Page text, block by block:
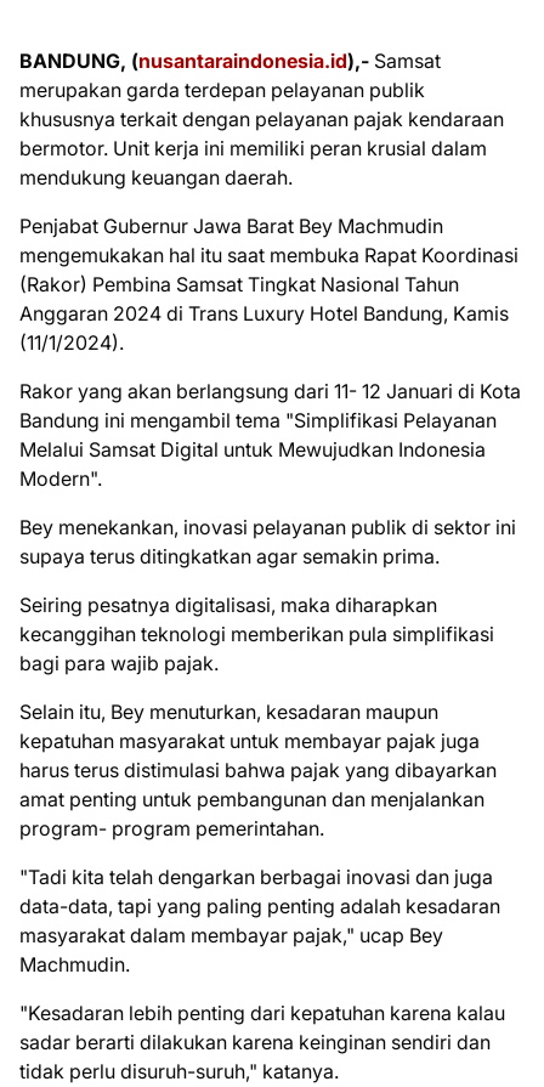
BANDUNG, (nusantaraindonesia.id),- Samsat
merupakan garda terdepan pelayanan publik
khususnya terkait dengan pelayanan pajak kendaraan
bermotor. Unit kerja ini memiliki peran krusial dalam
mendukung keuangan daerah.
Penjabat Gubernur Jawa Barat Bey Machmudin
mengemukakan hal itu saat membuka Rapat Koordinasi
(Rakor) Pembina Samsat Tingkat Nasional Tahun
Anggaran 2024 di Trans Luxury Hotel Bandung, Kamis
(11/1/2024).
Rakor yang akan berlangsung dari 11- 12 Januari di Kota
Bandung ini mengambil tema "Simplifikasi Pelayanan
Melalui Samsat Digital untuk Mewujudkan Indonesia
Modern".
Bey menekankan, inovasi pelayanan publik di sektor ini
supaya terus ditingkatkan agar semakin prima.
Seiring pesatnya digitalisasi, maka diharapkan
kecanggihan teknologi memberikan pula simplifikasi
bagi para wajib pajak.
Selain itu, Bey menuturkan, kesadaran maupun
kepatuhan masyarakat untuk membayar pajak juga
harus terus distimulasi bahwa pajak yang dibayarkan
amat penting untuk pembangunan dan menjalankan
program- program pemerintahan.
"Tadi kita telah dengarkan berbagai inovasi dan juga
data-data, tapi yang paling penting adalah kesadaran
masyarakat dalam membayar pajak," ucap Bey
Machmudin.
"Kesadaran lebih penting dari kepatuhan karena kalau
sadar berarti dilakukan karena keinginan sendiri dan
tidak perlu disuruh-suruh," katanya.